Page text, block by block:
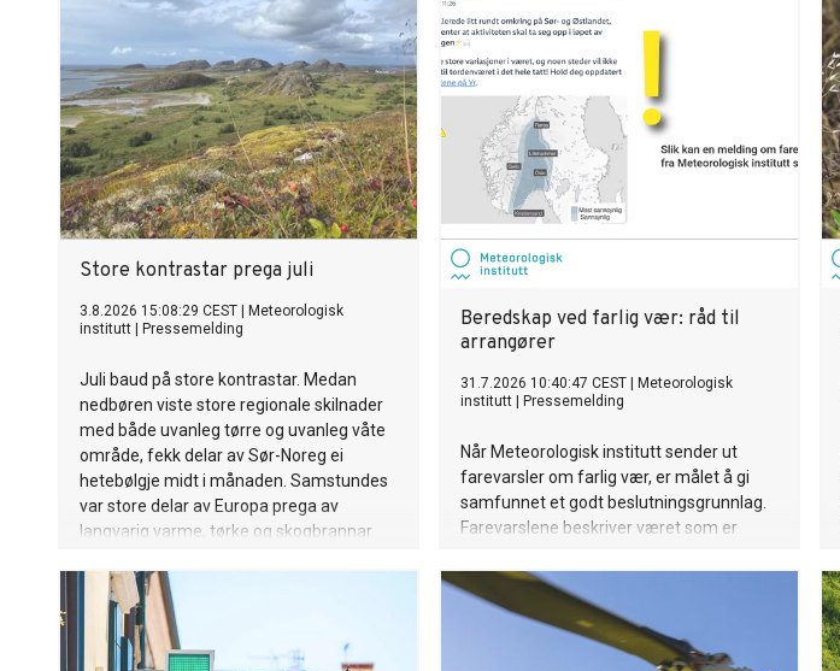
Store kontrastar prega juli
3.8.2026 15:08:29 CEST
Meteorologisk
institutt
Pressemelding
Juli baud på store kontrastar. Medan
nedbøren viste store regionale skilnader
med både uvanleg tørre og uvanleg våte
område, fekk delar av Sør-Noreg ei
hetebølgje midt i månaden. Samstundes
var store delar av Europa prega av
langvarig varme, tørke og skogbrannar.
Beredskap ved farlig vær: råd til
arrangører
31.7.2026 10:40:47 CEST
Meteorologisk
institutt
Pressemelding
Når Meteorologisk institutt sender ut
farevarsler om farlig vær, er målet å gi
samfunnet et godt beslutningsgrunnlag.
Farevarslene beskriver været som er
konsekvenser det kan få. Beslutningen
om å avlyse, utsette eller gjennomføre et
arrangement ligger hos arrangøren.